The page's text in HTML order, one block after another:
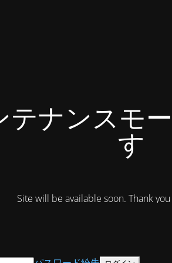
テナンスモ
す
Site will be available soon. Thank